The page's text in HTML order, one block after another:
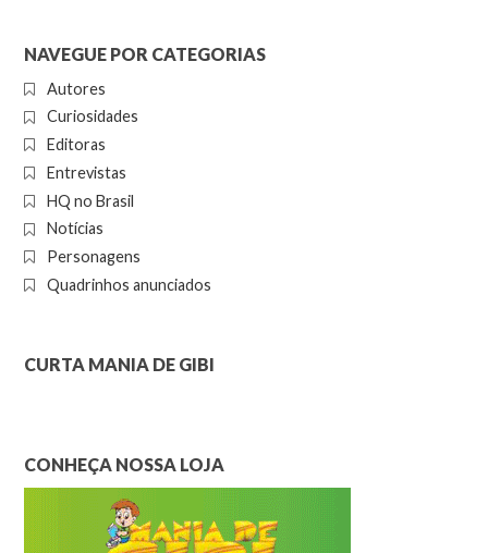
NAVEGUE POR CATEGORIAS
Autores
Curiosidades
Editoras
Entrevistas
HQ no Brasil
Notícias
Personagens
Quadrinhos anunciados
CURTA MANIA DE GIBI
CONHEÇA NOSSA LOJA